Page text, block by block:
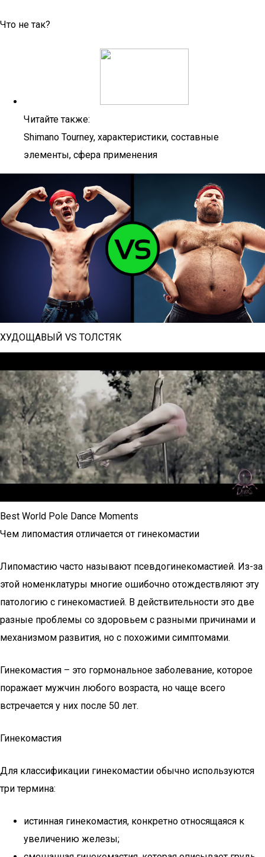
Что не так?
Читайте также:
Shimano Tourney, характеристики, составные
элементы, сфера применения
ХУДОЩАВЫЙ VS ТОЛСТЯК
Best World Pole Dance Moments
Чем липомастия отличается от гинекомастии
Липомастию часто называют псевдогинекомастией. Из-за
этой номенклатуры многие ошибочно отождествляют эту
патологию с гинекомастией. В действительности это две
разные проблемы со здоровьем с разными причинами и
механизмом развития, но с похожими симптомами.
Гинекомастия – это гормональное заболевание, которое
поражает мужчин любого возраста, но чаще всего
встречается у них после 50 лет.
Гинекомастия
Для классификации гинекомастии обычно используются
три термина:
истинная гинекомастия, конкретно относящаяся к
увеличению железы;